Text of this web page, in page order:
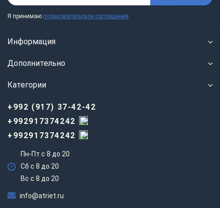
Я принимаю пользовательское соглашения
Информация
Дополнительно
Категории
+992 (917) 37-42-42
+992917374242
+992917374242
Пн-Пт с 8 до 20
Сб с 8 до 20
Вс c 8 до 20
info@atriet.ru